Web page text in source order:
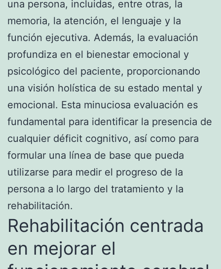
una persona, incluidas, entre otras, la
memoria, la atención, el lenguaje y la
función ejecutiva. Además, la evaluación
profundiza en el bienestar emocional y
psicológico del paciente, proporcionando
una visión holística de su estado mental y
emocional. Esta minuciosa evaluación es
fundamental para identificar la presencia de
cualquier déficit cognitivo, así como para
formular una línea de base que pueda
utilizarse para medir el progreso de la
persona a lo largo del tratamiento y la
rehabilitación.
Rehabilitación centrada
en mejorar el